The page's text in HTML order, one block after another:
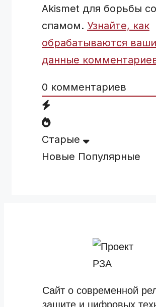
Akismet для борьбы со
спамом. Узнайте, как
обрабатываются ваши
данные
0 комментариев
Старые
Новые Популярные
Сайт о современной
защите и цифровых